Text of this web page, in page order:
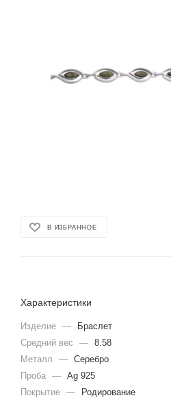
В ИЗБРАННОЕ
Характеристики
Изделие —
Браслет
Средний вес
— 8.58
Металл
— Серебро
Проба — Ag 925
Покрытие —
Родирование